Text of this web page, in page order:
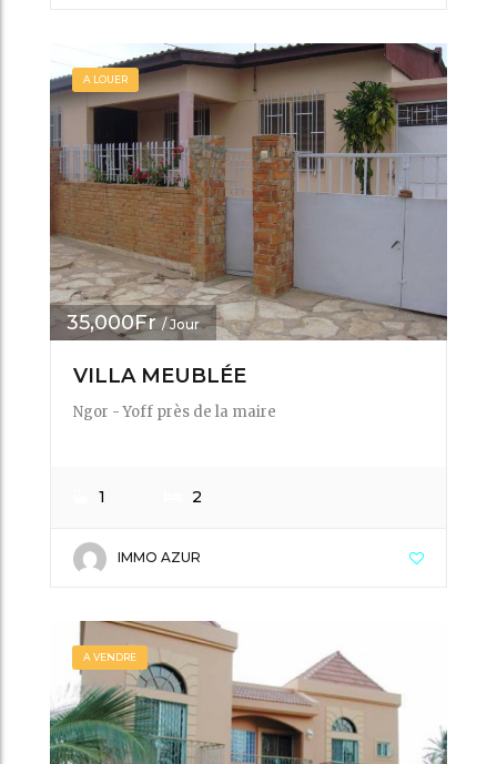
A LOUER
35,000Fr / Jour
VILLA MEUBLÉE
Ngor - Yoff près de la maire
1 2
IMMO AZUR
A VENDRE